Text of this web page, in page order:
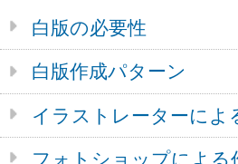
運営会社
会社概要
利用規約
ボラネットのクリアファイルとは